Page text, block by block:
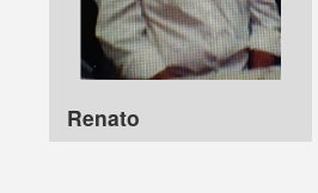
Renato